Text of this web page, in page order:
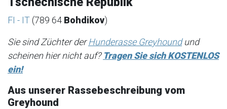
FI - IT (789 64 Bohdikov)
Sie sind Züchter derHunderasse Greyhoundund
scheinen hier nicht auf? Tragen Sie sich KOSTENLOS
ein!
Aus unserer Rassebeschreibung vom
Greyhound